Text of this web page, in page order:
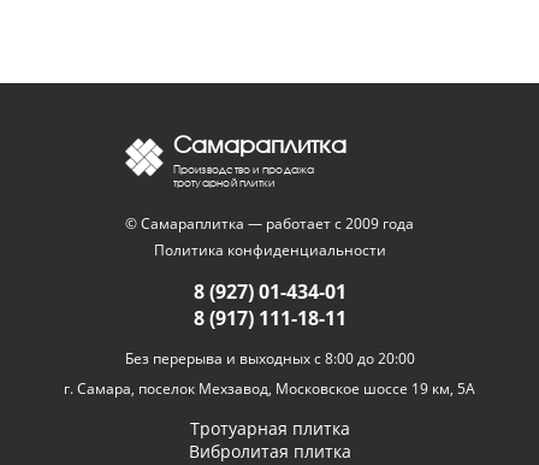
Самараплитка
Производство и продажа
тротуарной плитки
© Самараплитка — работает с 2009 года
Политика конфиденциальности
Тротуарная плитка
Вибролитая плитка
8 (927) 01-434-01
8 (917) 111-18-11
Без перерыва и выходных с 8:00 до 20:00
г. Самара, поселок Мехзавод, Московское шоссе 19 км, 5А